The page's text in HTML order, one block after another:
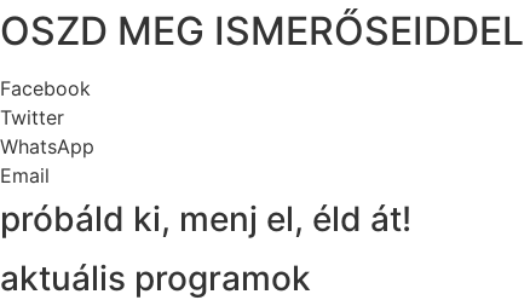
OSZD MEG
Facebook
Twitter
WhatsApp
Email
próbáld ki, menj el, éld át!
aktuális programok